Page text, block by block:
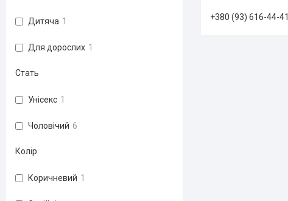
+380 (93) 616-44-41
Дитяча 1
Для дорослих 1
Стать
Унісекс 1
Чоловічий 6
Колір
Коричневий 1